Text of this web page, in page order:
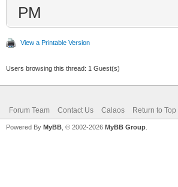
PM
View a Printable Version
Users browsing this thread: 1 Guest(s)
Forum Team Contact Us Calaos Return to Top
Powered By MyBB , © 2002-2026 MyBB Group